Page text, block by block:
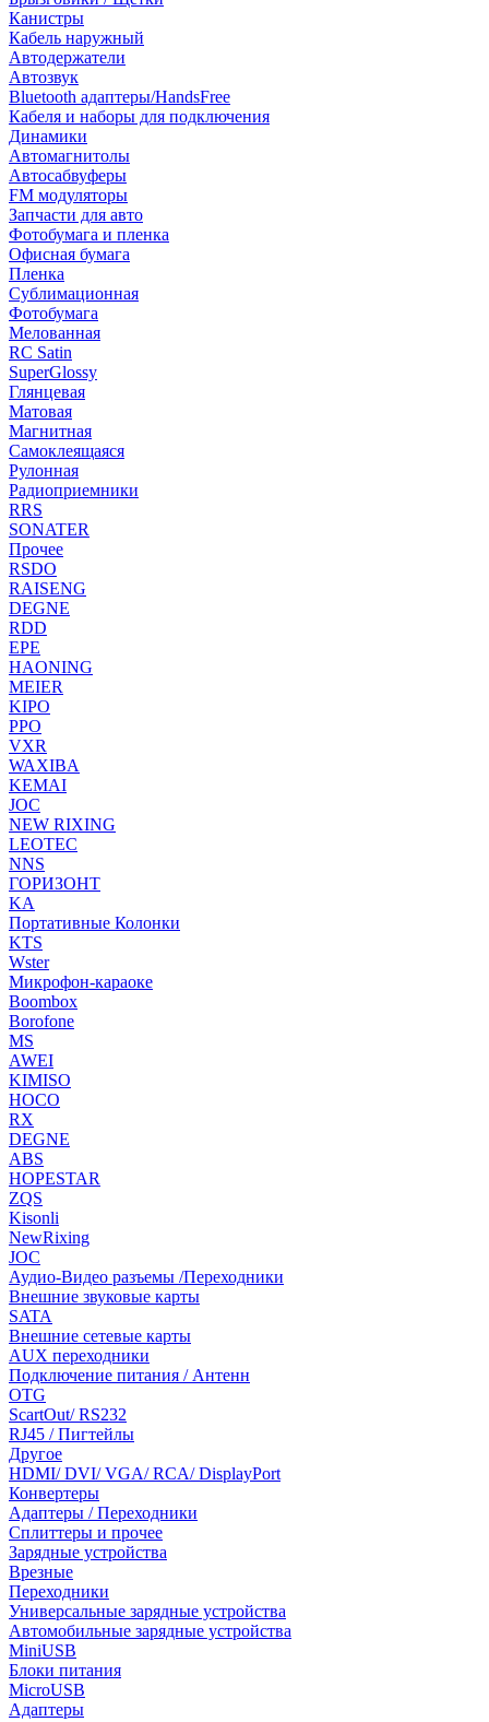
Канистры
Кабель наружный
Автодержатели
Автозвук
Bluetooth адаптеры/HandsFree
Кабеля и наборы для подключения
Динамики
Автомагнитолы
Автосабвуферы
FM модуляторы
Запчасти для авто
Фотобумага и пленка
Офисная бумага
Пленка
Сублимационная
Фотобумага
Мелованная
RC Satin
SuperGlossy
Глянцевая
Матовая
Магнитная
Самоклеящаяся
Рулонная
Радиоприемники
RRS
SONATER
Прочее
RSDO
RAISENG
DEGNE
RDD
EPE
HAONING
MEIER
KIPO
PPO
VXR
WAXIBA
KEMAI
JOC
NEW RIXING
LEOTEC
NNS
ГОРИЗОНТ
KA
Портативные Колонки
KTS
Wster
Микрофон-караоке
Boombox
Borofone
MS
AWEI
KIMISO
HOCO
RX
DEGNE
ABS
HOPESTAR
ZQS
Kisonli
NewRixing
JOC
Аудио-Видео разъемы /Переходники
Внешние звуковые карты
SATA
Внешние сетевые карты
AUX переходники
Подключение питания / Антенн
OTG
ScartOut/ RS232
RJ45 / Пигтейлы
Другое
HDMI/ DVI/ VGA/ RCA/ DisplayPort
Конвертеры
Адаптеры / Переходники
Сплиттеры и прочее
Зарядные устройства
Врезные
Переходники
Универсальные зарядные устройства
Автомобильные зарядные устройства
MiniUSB
Блоки питания
MicroUSB
Адаптеры